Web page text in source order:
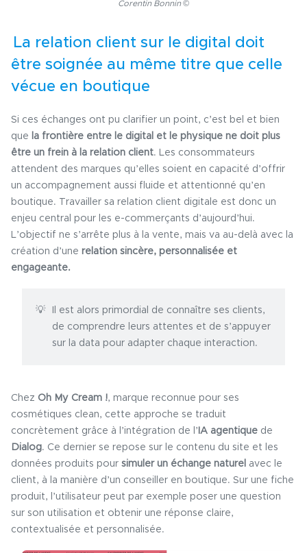
Corentin Bonnin ©
La relation client sur le digital doit
être soignée au même titre que celle
vécue en boutique
Si ces échanges ont pu clarifier un point, c’est bel et bien
que
la frontière entre le digital et le physique ne doit plus
être un frein à la relation client. Les consommateurs
attendent des marques qu’elles soient en capacité d’offrir
un accompagnement aussi fluide et attentionné qu’en
boutique. Travailler sa relation client digitale est donc un
enjeu central pour les e-commerçants d’aujourd’hui.
L’objectif ne s’arrête plus à la vente, mais va au-delà avec la
création d’une relation sincère, personnalisée et
engageante.
Il est alors primordial de connaître ses clients,
de comprendre leurs attentes et de s’appuyer
sur la data pour adapter chaque interaction.
Chez Oh My Cream !, marque reconnue pour ses
cosmétiques clean, cette approche se traduit
concrètement grâce à l’intégration de l’ IA agentique de
Dialog. Ce dernier se repose sur le contenu du site et les
données produits pour simuler un échange naturel avec le
client, à la manière d’un conseiller en boutique. Sur une fiche
produit, l’utilisateur peut par exemple poser une question
sur son utilisation et obtenir une réponse claire,
contextualisée et personnalisée.